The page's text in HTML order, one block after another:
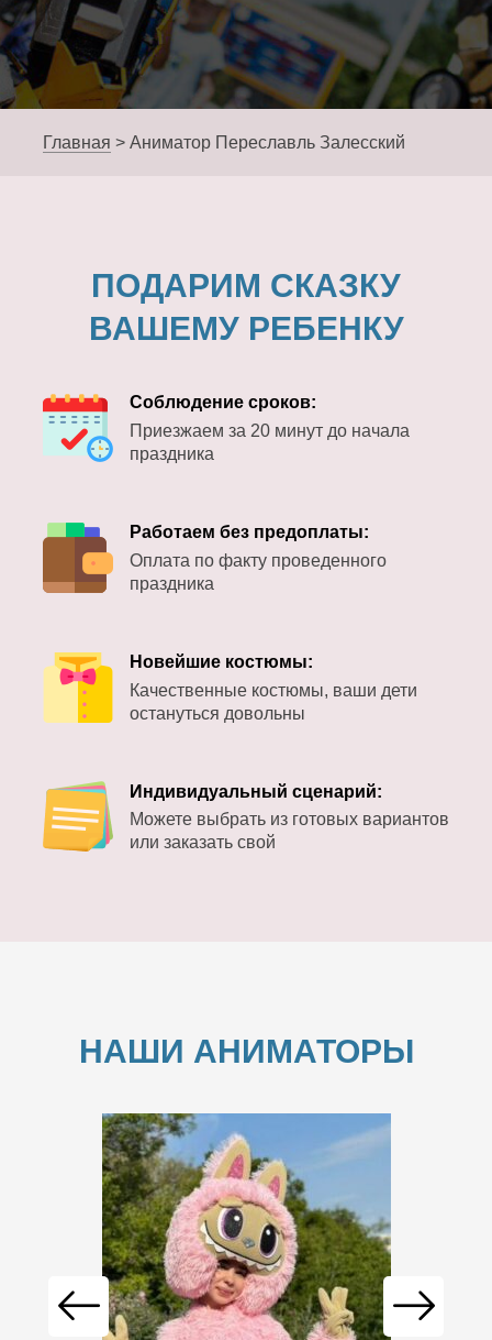
Главная > Аниматор Переславль Залесский
ПОДАРИМ СКАЗКУ
ВАШЕМУ РЕБЕНКУ
Соблюдение сроков:
Приезжаем за 20 минут до начала
праздника
Работаем без предоплаты:
Оплата по факту проведенного
праздника
Новейшие костюмы:
Качественные костюмы, ваши дети
остануться довольны
Индивидуальный сценарий:
Можете выбрать из готовых вариантов
или заказать свой
НАШИ АНИМАТОРЫ